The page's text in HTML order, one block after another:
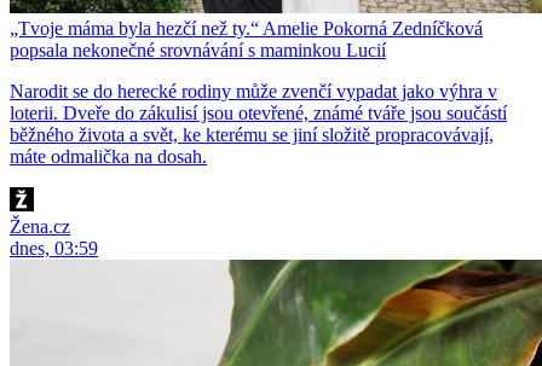
„Tvoje máma byla hezčí než ty.“ Amelie Pokorná Zedníčková
popsala nekonečné srovnávání s maminkou Lucií
Narodit se do herecké rodiny může zvenčí vypadat jako výhra v
loterii. Dveře do zákulisí jsou otevřené, známé tváře jsou součástí
běžného života a svět, ke kterému se jiní složitě propracovávají,
máte odmalička na dosah.
Žena.cz
dnes, 03:59